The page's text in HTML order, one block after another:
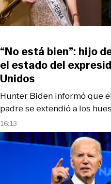
16:13
Hunter Biden informó que
padre se extendió a los
“No está bien”: hijo
el estado del
Unidos